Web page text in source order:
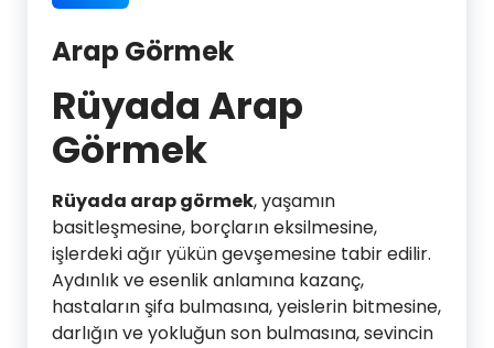
Arap Görmek
Rüyada Arap
Görmek
Rüyada arap görmek, yaşamın
basitleşmesine, borçların eksilmesine,
işlerdeki ağır yükün gevşemesine tabir edilir.
Aydınlık ve esenlik anlamına kazanç,
hastaların şifa bulmasına, yeislerin bitmesine,
darlığın ve yokluğun son bulmasına, sevincin